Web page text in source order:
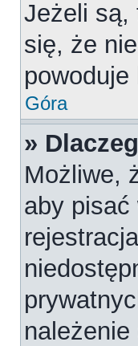
Jeżeli są,
się, że
powoduje
Góra
»
Możliwe,
aby pisać